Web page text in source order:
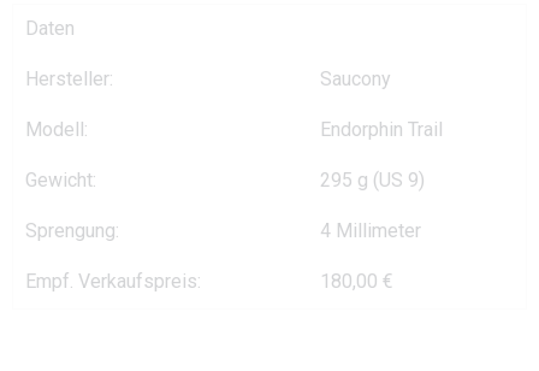
Daten
Hersteller: Saucony
Modell: Endorphin Trail
Gewicht: 295 g (US 9)
Sprengung: 4 Millimeter
Empf. Verkaufspreis: 180,00 €